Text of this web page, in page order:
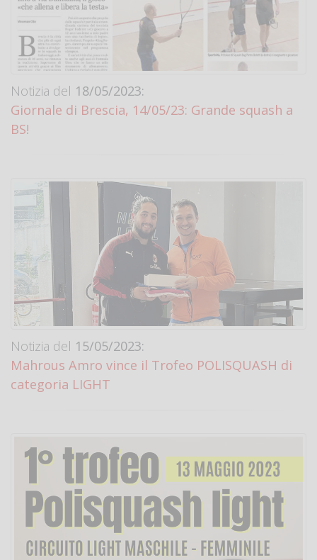
Notizia del 18/05/2023:
Giornale di Brescia, 14/05/23: Grande squash a
BS!
Notizia del 15/05/2023:
Mahrous Amro vince il Trofeo POLISQUASH di
categoria LIGHT